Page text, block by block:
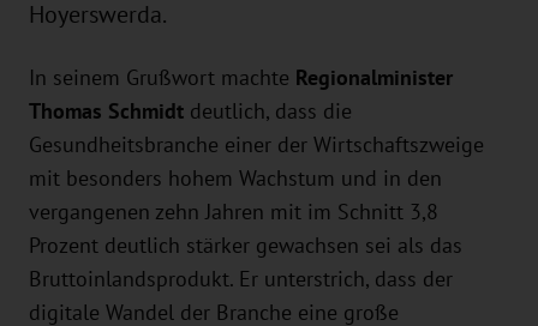
Hoyerswerda.
In seinem Grußwort machte Regionalminister
Thomas Schmidt deutlich, dass die
Gesundheitsbranche einer der Wirtschaftszweige
mit besonders hohem Wachstum und in den
vergangenen zehn Jahren mit im Schnitt 3,8
Prozent deutlich stärker gewachsen sei als das
Bruttoinlandsprodukt. Er unterstrich, dass der
digitale Wandel der Branche eine große